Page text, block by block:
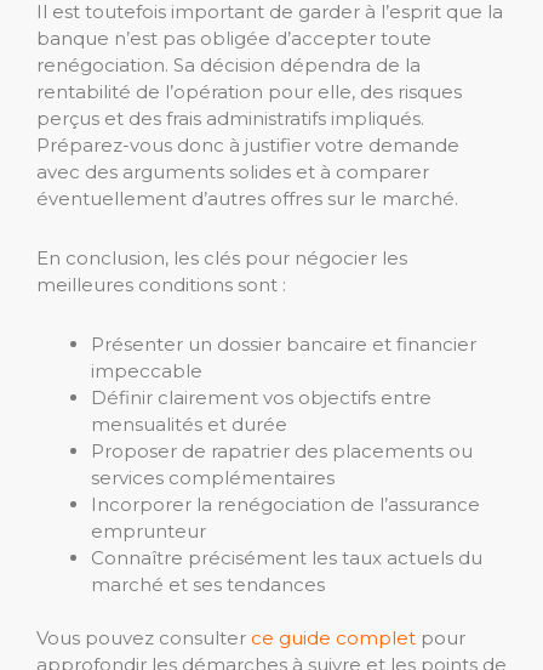
Il est toutefois important de garder à l’esprit que la
banque n’est pas obligée d’accepter toute
renégociation. Sa décision dépendra de la
rentabilité de l’opération pour elle, des risques
perçus et des frais administratifs impliqués.
Préparez-vous donc à justifier votre demande
avec des arguments solides et à comparer
éventuellement d’autres offres sur le marché.
En conclusion, les clés pour négocier les
meilleures conditions sont :
Présenter un dossier bancaire et financier
impeccable
Définir clairement vos objectifs entre
mensualités et durée
Proposer de rapatrier des placements ou
services complémentaires
Incorporer la renégociation de l’assurance
emprunteur
Connaître précisément les taux actuels du
marché et ses tendances
Vous pouvez consulter ce guide complet pour
approfondir les démarches à suivre et les points de